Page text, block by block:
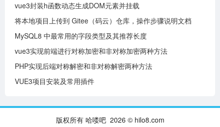
vue3封装h函数动态生成DOM元素并挂载
将本地项目上传到 Gitee（码云）仓库，操作步骤说明文档
MySQL8 中最常用的字段类型及其推荐长度
vue3实现前端进行对称加密和非对称加密两种方法
PHP实现后端对称解密和非对称解密两种方法
VUE3项目安装及常用插件
版权所有 哈喽吧 2026 © hilo8.com